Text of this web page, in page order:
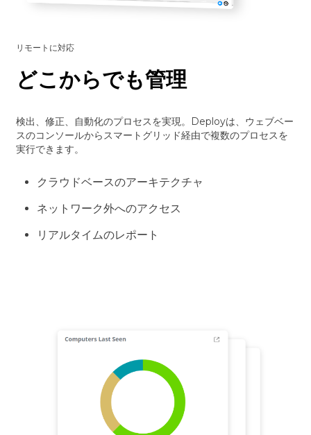
リモートに対応
どこからでも管理
検出、修正、自動化のプロセスを実現。Deployは、ウェブベー
スのコンソールからスマートグリッド経由で複数のプロセスを
実行できます。
クラウドベースのアーキテクチャ
ネットワーク外へのアクセス
リアルタイムのレポート